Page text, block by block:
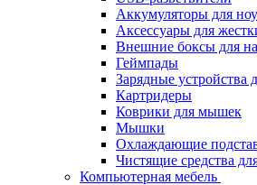
Аккумуляторы для
Аксессуары для
Внешние боксы для
Геймпады
Зарядные устройства
Картридеры
Коврики для мышек
Мышки
Охлаждающие
Чистящие средства
Компьютерная мебель